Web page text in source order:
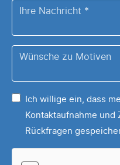
geht
Tassen,
...
Ihre
*
Wünsche
Ihrem
MotivIch willige ein, dass
Kontaktaufnahme
Rückfragen